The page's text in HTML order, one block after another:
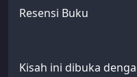
Resensi Buku
Kisah ini dibuka